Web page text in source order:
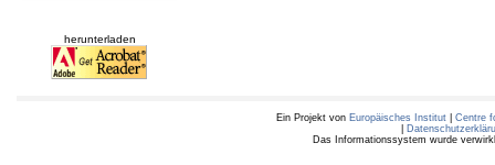
herunterladen
Ein Projekt von Europäisches Institut
Centre
Das Informationssystem wurde